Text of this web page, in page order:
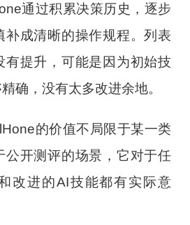
通过积累决策历史，逐步
补成清晰的操作规程。列表
有提升，可能是因为初始技
确，没有太多改进余地。
的价值不局限于某一类
公开测评的场景，它对于任
改进的AI技能都有实际意